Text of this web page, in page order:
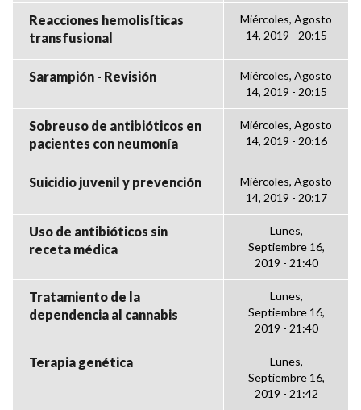
Reacciones hemolisíticas
transfusional
Miércoles, Agosto
14, 2019 - 20:15
Sarampión - Revisión
Miércoles, Agosto
14, 2019 - 20:15
Sobreuso de antibióticos en
pacientes con neumonía
Miércoles, Agosto
14, 2019 - 20:16
Suicidio juvenil y prevención
Miércoles, Agosto
14, 2019 - 20:17
Uso de antibióticos sin
receta médica
Lunes,
Septiembre 16,
2019 - 21:40
Tratamiento de la
dependencia al cannabis
Lunes,
Septiembre 16,
2019 - 21:40
Terapia genética
Lunes,
Septiembre 16,
2019 - 21:42